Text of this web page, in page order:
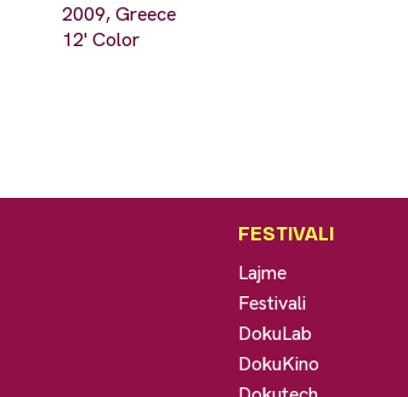
2009, Greece
12' Color
FESTIVALI
Lajme
Festivali
DokuLab
DokuKino